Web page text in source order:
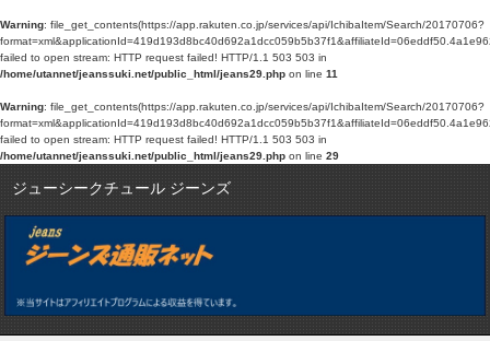
Warning: file_get_contents(https://app.rakuten.co.jp/services/api/IchibaItem/Search/20170706?
failed to open stream: HTTP request failed! HTTP/1.1 503 503 in
/home/utannet/jeanssuki.net/public_html/jeans29.php on line 11
Warning: file_get_contents(https://app.rakuten.co.jp/services/api/IchibaItem/Search/20170706?
failed to open stream: HTTP request failed! HTTP/1.1 503 503 in
/home/utannet/jeanssuki.net/public_html/jeans29.php on line 29
ジューシークチュール ジーンズ